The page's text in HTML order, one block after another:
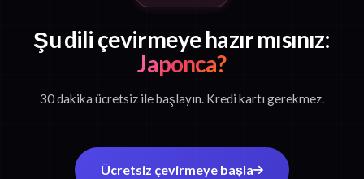
Şu dili çevirmeye hazır mısınız:
Japonca?
30 dakika ücretsiz ile başlayın. Kredi kartı gerekmez.
Ücretsiz çevirmeye başla